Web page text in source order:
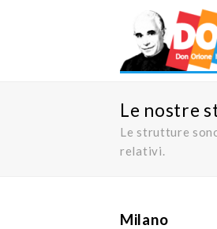
Le nostre
Le strutture
relativi.
Milano